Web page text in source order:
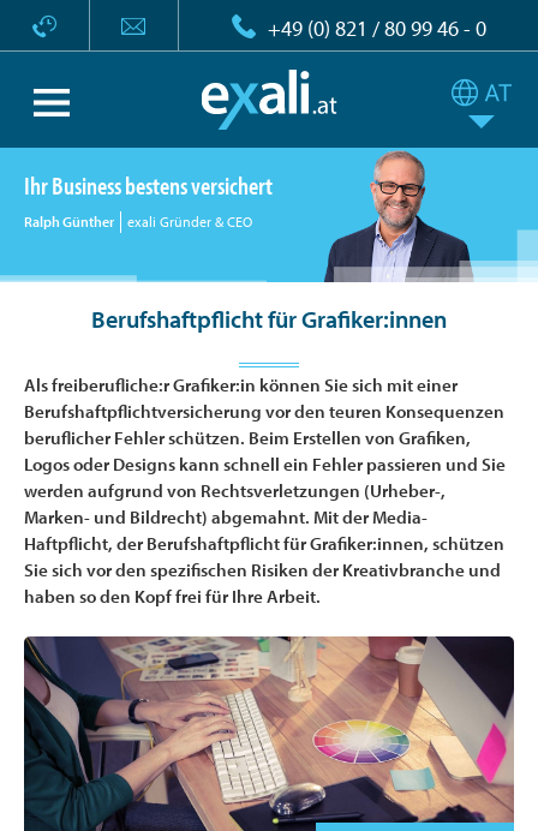
+49 (0) 821 / 80 99 46 - 0
Ihr Business bestens versichert
Ralph Günther exali Gründer & CEO
Berufshaftpflicht für Grafiker:innen
Als freiberufliche:r Grafiker:in können Sie sich mit einer
Berufshaftpflichtversicherung vor den teuren Konsequenzen
beruflicher Fehler schützen. Beim Erstellen von Grafiken,
Logos oder Designs kann schnell ein Fehler passieren und Sie
werden aufgrund von Rechtsverletzungen (Urheber-,
Marken- und Bildrecht) abgemahnt. Mit der Media-
Haftpflicht, der Berufshaftpflicht für Grafiker:innen, schützen
Sie sich vor den spezifischen Risiken der Kreativbranche und
haben so den Kopf frei für Ihre Arbeit.